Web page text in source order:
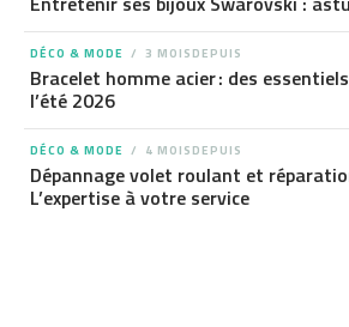
DÉCO & MODE 3 MOISDEPUIS
Bracelet homme acier : des
l’été 2026
DÉCO & MODE 4 MOISDEPUIS
Dépannage volet roulant et
L’expertise à votre service